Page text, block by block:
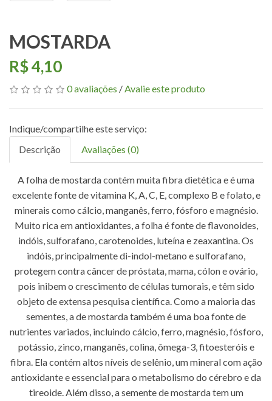
MOSTARDA
R$ 4,10
0 avaliações /Avalie este produto
Descrição Avaliações (0)
A folha de mostarda contém muita fibra dietética e é uma
excelente fonte de vitamina K, A, C, E, complexo B e folato, e
minerais como cálcio, manganês, ferro, fósforo e magnésio.
Muito rica em antioxidantes, a folha é fonte de flavonoides,
indóis, sulforafano, carotenoides, luteína e zeaxantina. Os
indóis, principalmente di-indol-metano e sulforafano,
protegem contra câncer de próstata, mama, cólon e ovário,
pois inibem o crescimento de células tumorais, e têm sido
objeto de extensa pesquisa científica. Como a maioria das
sementes, a de mostarda também é uma boa fonte de
nutrientes variados, incluindo cálcio, ferro, magnésio, fósforo,
potássio, zinco, manganês, colina, ômega-3, fitoesteróis e
fibra. Ela contém altos níveis de selênio, um mineral com ação
antioxidante e essencial para o metabolismo do cérebro e da
tireoide. Além disso, a semente de mostarda tem um